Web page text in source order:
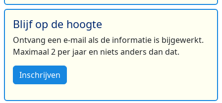
Blijf op de hoogte
Ontvang een e-mail als de informatie is bijgewerkt.
Maximaal 2 per jaar en niets anders dan dat.
Inschrijven